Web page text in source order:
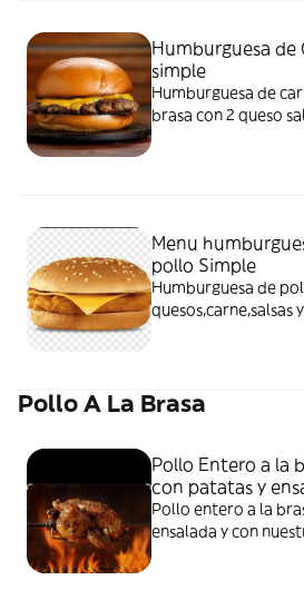
Humburguesa de
simple
Humburguesa de
brasa con 2 queso
Menu
pollo Simple
Humburguesa de
quesos,carne,salsas
Pollo A La Brasa
Pollo Entero a la
con patatas y
Pollo entero a la
ensalada y con